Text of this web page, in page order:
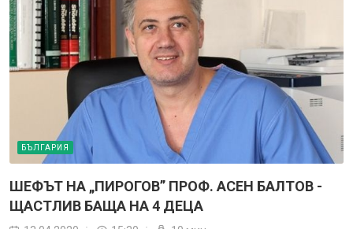
БЪЛГАРИЯ
ШЕФЪТ НА „ПИРОГОВ” ПРОФ. АСЕН БАЛТОВ -
ЩАСТЛИВ БАЩА НА 4 ДЕЦА